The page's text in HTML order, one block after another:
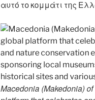
αυτό το κομμάτι της
Macedonia (Makedonia)